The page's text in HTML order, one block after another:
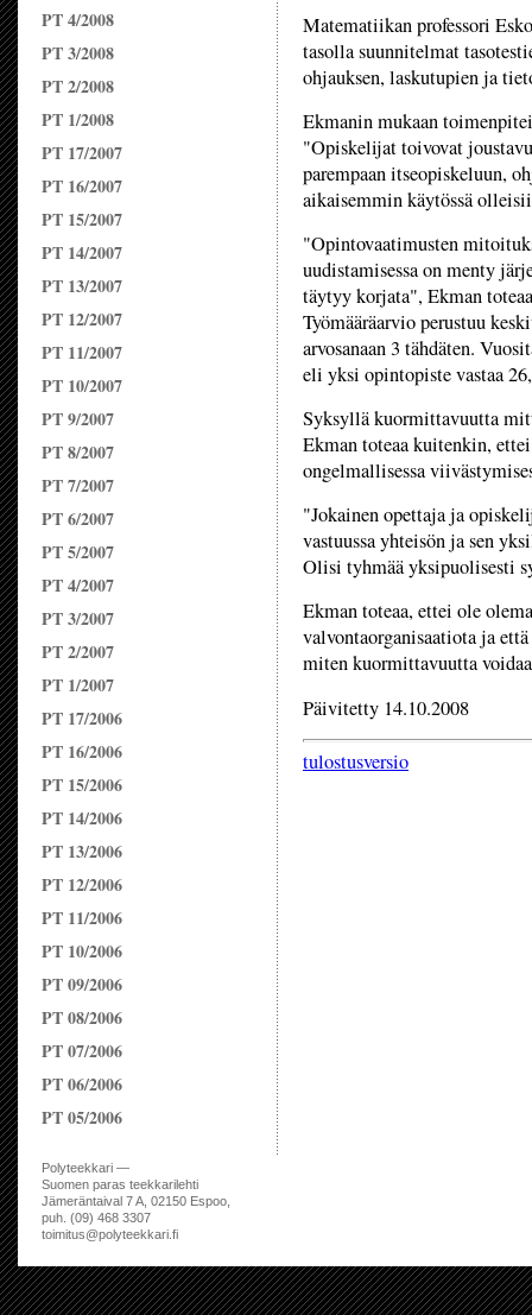
PT 4/2008
PT 3/2008
PT 2/2008
PT 1/2008
PT 17/2007
PT 16/2007
PT 15/2007
PT 14/2007
PT 13/2007
PT 12/2007
PT 11/2007
PT 10/2007
PT 9/2007
PT 8/2007
PT 7/2007
PT 6/2007
PT 5/2007
PT 4/2007
PT 3/2007
PT 2/2007
PT 1/2007
PT 17/2006
PT 16/2006
PT 15/2006
PT 14/2006
PT 13/2006
PT 12/2006
PT 11/2006
PT 10/2006
PT 09/2006
PT 08/2006
PT 07/2006
PT 06/2006
PT 05/2006
Matematiikan professori
tasolla suunnitelmat
ohjauksen, laskutupien ja
Ekmanin mukaan
"Opiskelijat toivovat
parempaan itseopiskeluun,
aikaisemmin käytössä
"Opintovaatimusten
uudistamisessa on menty
täytyy korjata", Ekman
Työmääräarvio perustuu
arvosanaan 3 tähdäten.
eli yksi opintopiste vastaa
Syksyllä kuormittavuutta
Ekman toteaa kuitenkin,
ongelmallisessa
"Jokainen opettaja ja
vastuussa yhteisön ja sen
Olisi tyhmää yksipuolisesti
Ekman toteaa, ettei ole
valvontaorganisaatiota ja
miten kuormittavuutta
Päivitetty 14.10.2008
tulostusversio
Polyteekkari —
Suomen paras teekkarilehti
Jämeräntaival 7 A, 02150 Espoo,
puh. (09) 468 3307
toimitus@polyteekkari.fi